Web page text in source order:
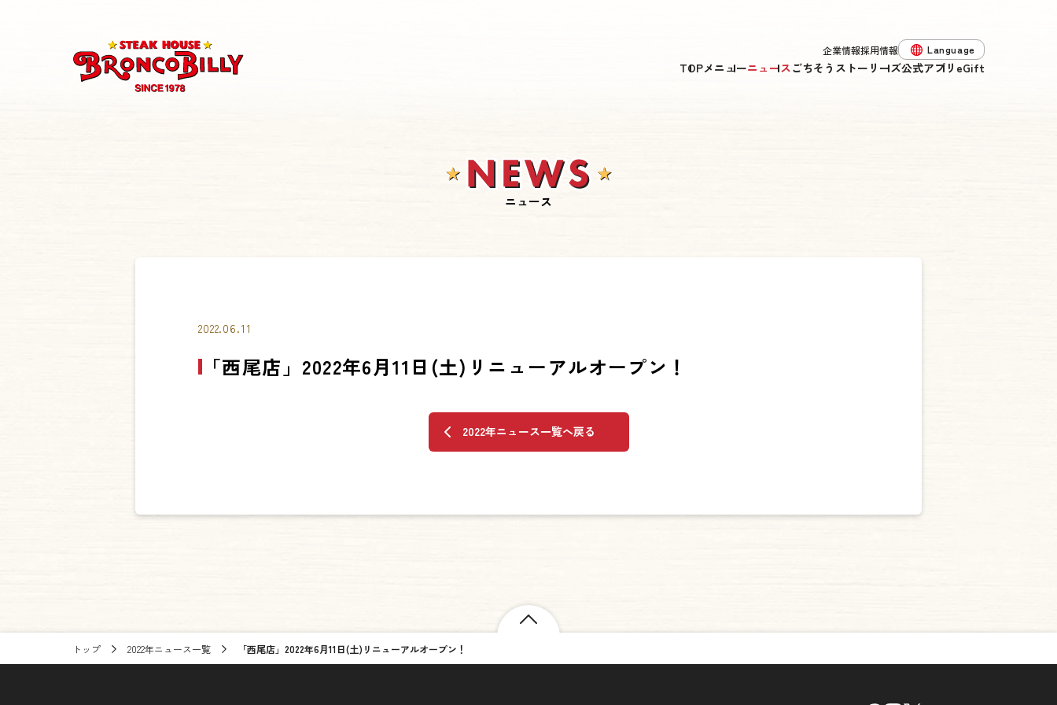
TOPメニューニュースごちそうストーリーズ公式アプリ eGift
企業情報採用情報 Language
한국어
ニュース
2022.06.11
「西尾店」2022年6月11日(土)リニューアルオープン！
2022年ニュース一覧へ戻る
トップ 2022年ニュース一覧 「西尾店」2022年6月11日(土)リニューアルオープン！